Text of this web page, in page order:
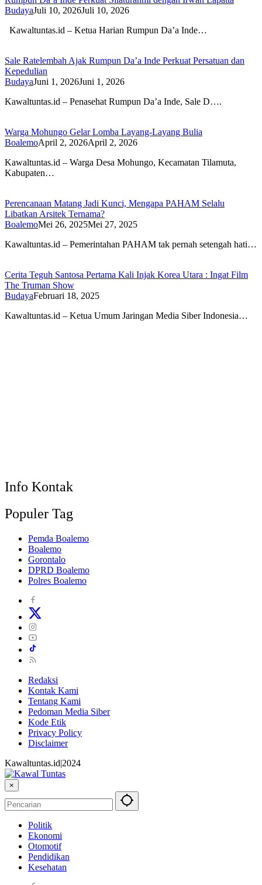
BudayaJuli 10, 2026Juli 10, 2026
Kawaltuntas.id – Ketua Harian Rumpun Da’a Inde…
Sale Ratelembah Ajak Rumpun Da’a Inde Perkuat Persatuan dan
Kepedulian
BudayaJuni 1, 2026Juni 1, 2026
Kawaltuntas.id – Penasehat Rumpun Da’a Inde, Sale D….
Warga Mohungo Gelar Lomba Layang-Layang Bulia
BoalemoApril 2, 2026April 2, 2026
Kawaltuntas.id – Warga Desa Mohungo, Kecamatan Tilamuta,
Kabupaten…
Perencanaan Matang Jadi Kunci, Mengapa PAHAM Selalu
Libatkan Arsitek Ternama?
BoalemoMei 26, 2025Mei 27, 2025
Kawaltuntas.id – Pemerintahan PAHAM tak pernah setengah hati…
Cerita Teguh Santosa Pertama Kali Injak Korea Utara : Ingat Film
The Truman Show
BudayaFebruari 18, 2025
Kawaltuntas.id – Ketua Umum Jaringan Media Siber Indonesia…
Info Kontak
Populer Tag
Pemda Boalemo
Boalemo
Gorontalo
DPRD Boalemo
Polres Boalemo
Redaksi
Kontak Kami
Tentang Kami
Pedoman Media Siber
Kode Etik
Privacy Policy
Disclaimer
Kawaltuntas.id|2024
×
Politik
Ekonomi
Otomotif
Pendidikan
Kesehatan